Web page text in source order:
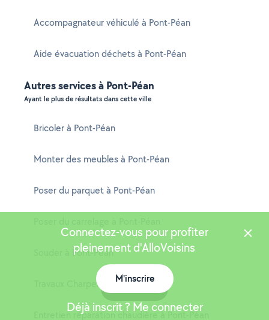
Accompagnateur véhiculé à Pont-Péan
Aide évacuation déchets à Pont-Péan
Autres services à Pont-Péan
Ayant le plus de résultats dans cette ville
Bricoler à Pont-Péan
Monter des meubles à Pont-Péan
Poser du parquet à Pont-Péan
Souder à Pont-Péan
Travaux Charpente à Pont-Péan
Entretien réparation chaudière à Pont-Péan
Connectez-vous pour profiter
pleinement d'AlloVoisins
M'inscrire
Déjà inscrit ? Me connecter